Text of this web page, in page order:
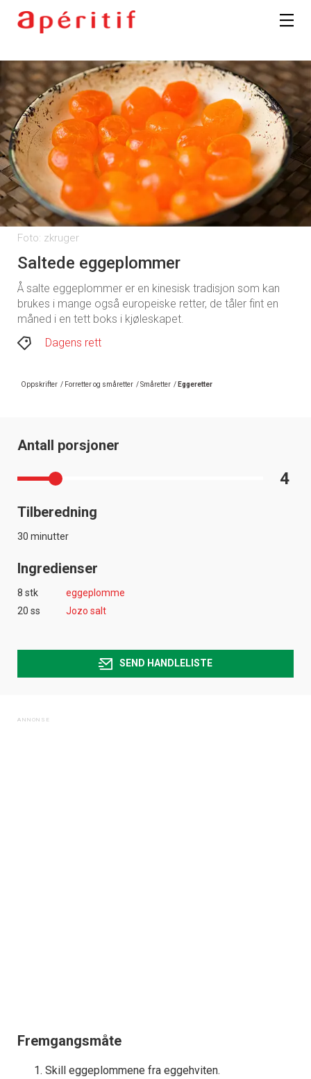
Foto: zkruger
Saltede eggeplommer
Å salte eggeplommer er en kinesisk tradisjon som kan
brukes i mange også europeiske retter, de tåler fint en
måned i en tett boks i kjøleskapet.
Dagens rett
Oppskrifter / Forretter og småretter /Småretter / Eggeretter
Antall porsjoner
4
Tilberedning
30 minutter
Ingredienser
8 stk
eggeplomme
20 ss
Jozo salt
SEND HANDLELISTE
Fremgangsmåte
Skill eggeplommene fra eggehviten.